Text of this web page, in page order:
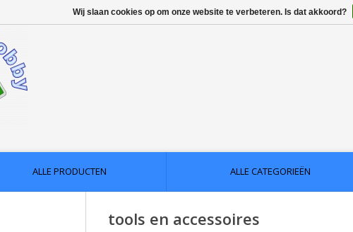
ALLE PRODUCTEN ALLE CATEGORIEËN
tools en accessoires
Wij slaan cookies op om onze website te verbeteren. Is dat akkoord?